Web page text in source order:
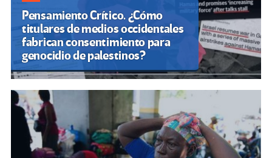
Pensamiento Crítico. ¿Cómo
titulares de medios occidentales
fabrican consentimiento para
genocidio de palestinos?